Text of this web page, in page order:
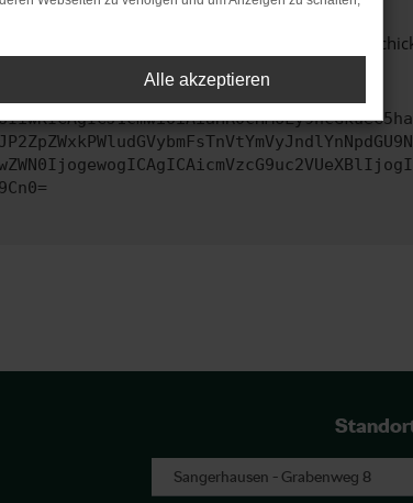
zu beheben. Du kannst uns diesen Text
Alle akzeptieren